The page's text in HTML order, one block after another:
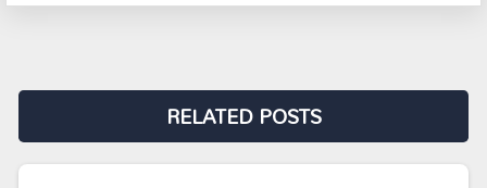
RELATED POSTS